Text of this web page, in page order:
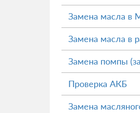
Замена масла в
Замена масла в
Замена помпы
Проверка АКБ
Замена